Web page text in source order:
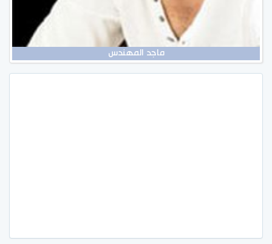
ماجد المهندس